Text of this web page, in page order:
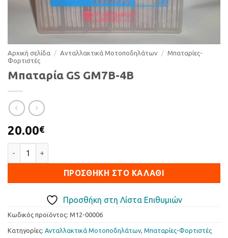
Αρχική σελίδα / Ανταλλακτικά Μοτοποδηλάτων / Μπαταρίες-
Φορτιστές
Μπαταρία GS GM7B-4B
20.00€
ΠΡΟΣΘΉΚΗ ΣΤΟ ΚΑΛΆΘΙ
Προσθήκη στη Λίστα Επιθυμιών
Κωδικός προϊόντος: M12-00006
Κατηγορίες: Ανταλλακτικά Μοτοποδηλάτων Μπαταρίες-Φορτιστές